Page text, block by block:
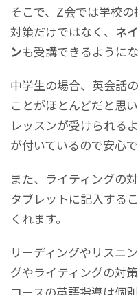
そこで、Z会では学校
対策だけではなく、 ネ
ンも受講できるようにな
中学生の場合、英会話
ことがほとんどだと思
レッスンが受けられる
が付いているので安心で
また、ライティングの
タブレットに記入する
くれます。
リーディングやリスニ
グやライティングの対